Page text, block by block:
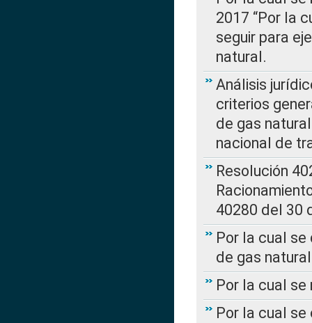
2017 “Por la
seguir para
natural.
Análisis
criterios
de gas
nacional de
Resolución
40280 del 30
Por la cual
de gas natural
Por la cual se
Por la cual se